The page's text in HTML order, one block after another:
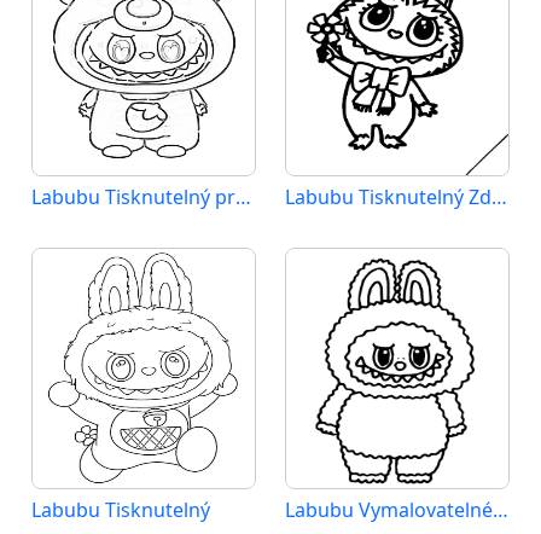
Labubu Tisknutelný pro Děti Labubu Tisknutelný Zdarma
Labubu Tisknutelný Labubu Vymalovatelné pro Děti